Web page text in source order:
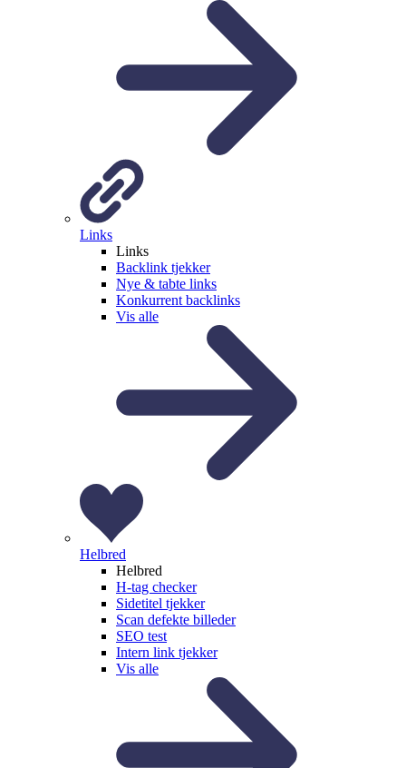
Links
Links
Backlink tjekker
Nye & tabte links
Konkurrent backlinks
Vis alle
Helbred
Helbred
H-tag checker
Sidetitel tjekker
Scan defekte billeder
SEO test
Intern link tjekker
Vis alle